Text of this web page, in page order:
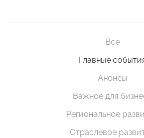
Все
Главные
Анонсы
Важное для
Региональное
Отраслевое